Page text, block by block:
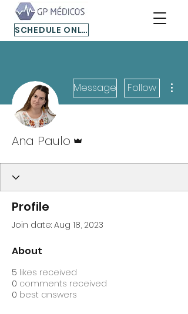
SCHEDULE ONLINE
Message Follow
Ana Paulo
Profile
Join date: Aug 18, 2023
About
5 likes received
0 comments received
0 best answers